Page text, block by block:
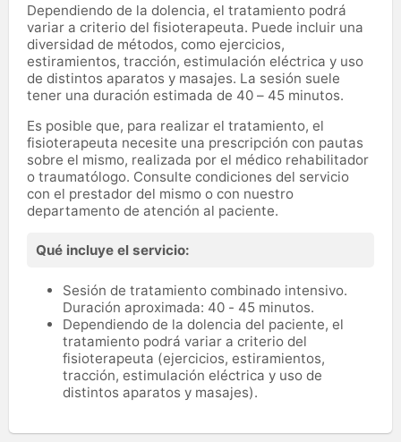
Dependiendo de la dolencia, el tratamiento podrá
variar a criterio del fisioterapeuta. Puede incluir una
diversidad de métodos, como ejercicios,
estiramientos, tracción, estimulación eléctrica y uso
de distintos aparatos y masajes. La sesión suele
tener una duración estimada de 40 – 45 minutos.
Es posible que, para realizar el tratamiento, el
fisioterapeuta necesite una prescripción con pautas
sobre el mismo, realizada por el médico rehabilitador
o traumatólogo. Consulte condiciones del servicio
con el prestador del mismo o con nuestro
departamento de atención al paciente.
Qué incluye el servicio:
Sesión de tratamiento combinado intensivo.
Duración aproximada: 40 - 45 minutos.
Dependiendo de la dolencia del paciente, el
tratamiento podrá variar a criterio del
fisioterapeuta (ejercicios, estiramientos,
tracción, estimulación eléctrica y uso de
distintos aparatos y masajes).